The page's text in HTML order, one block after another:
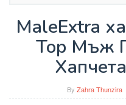
MaleExtra
Top Мъж
By Zahra Thunzira